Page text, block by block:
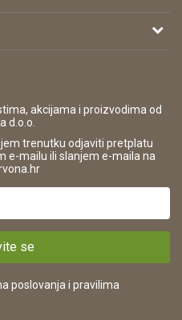
raskid ugovora
akcijama i proizvodima od
d.o.o.
trenutku odjaviti pretplatu
e-mailu ili slanjem e-maila na
se
poslovanja i pravilima